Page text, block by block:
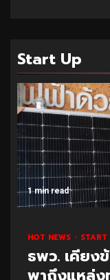
Start Up
1 min read
HOT NEWS START
ธพว. เคียงข้
พาถึงแหล่ง